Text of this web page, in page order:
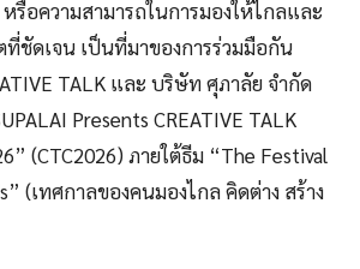
รือความสามารถในการมองให้ไกลและ
ดเจน เป็นที่มาของการร่วมมือกัน
TALK และ บริษัท ศุภาลัย จำกัด
Presents CREATIVE TALK
(CTC2026) ภายใต้ธีม “The Festival
(เทศกาลของคนมองไกล คิดต่าง สร้าง